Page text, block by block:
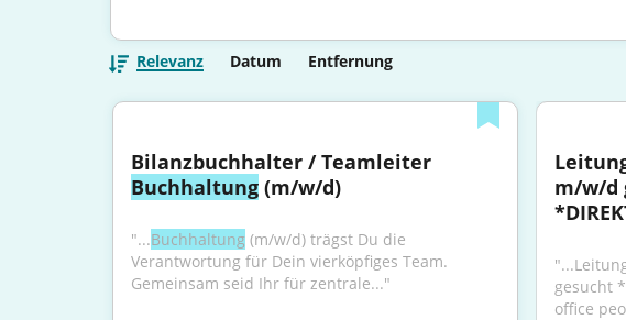
Relevanz Datum Entfernung
Buchhaltung (m/w/d)
"...Buchhaltung (m/w/d) trägst Du die
Verantwortung für Dein vierköpfiges Team.
Gemeinsam seid Ihr für zentrale..."
m/w/d
gesucht
office